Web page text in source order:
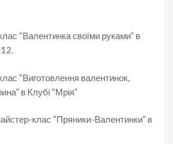
“Валентинка своїми руками” в
“Виготовлення валентинок,
в Клубі “Мрія”
клас “Пряники-Валентинки” в